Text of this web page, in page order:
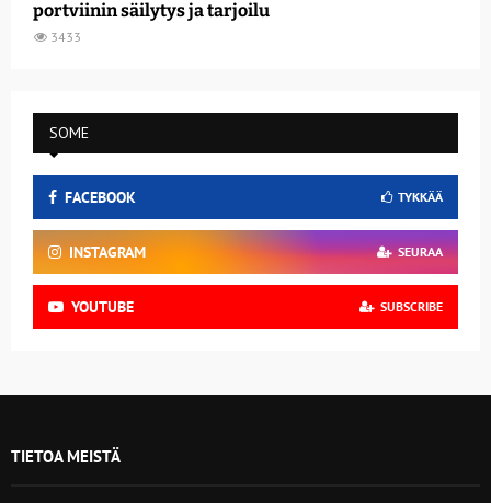
portviinin säilytys ja tarjoilu
3433
SOME
FACEBOOK TYKKÄÄ
INSTAGRAM SEURAA
YOUTUBE SUBSCRIBE
TIETOA MEISTÄ